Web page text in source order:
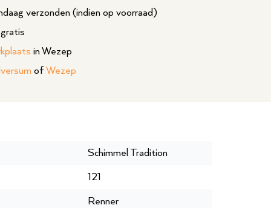
verzonden (indien op voorraad)
in Wezep
of Wezep
Schimmel Tradition
121
Renner